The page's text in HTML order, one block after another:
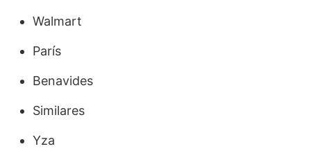
Walmart
París
Benavides
Similares
Yza